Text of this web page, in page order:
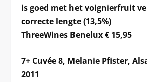
is goed met het voignierfruit
correcte lengte (13,5%)
ThreeWines Benelux € 15,95
7+ Cuvée 8, Melanie Pfister,
2011